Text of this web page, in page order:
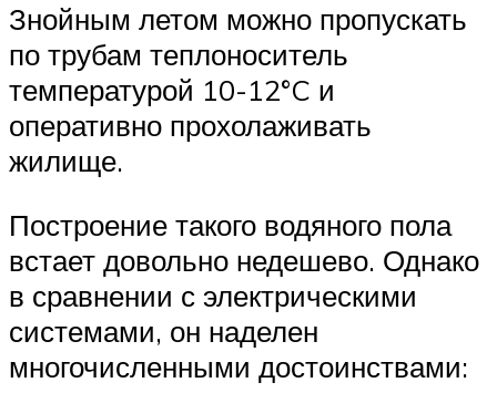
Знойным летом можно пропускать
по трубам теплоноситель
температурой 10-12°C и
оперативно прохолаживать
жилище.
Построение такого водяного пола
встает довольно недешево. Однако
в сравнении с электрическими
системами, он наделен
многочисленными достоинствами: